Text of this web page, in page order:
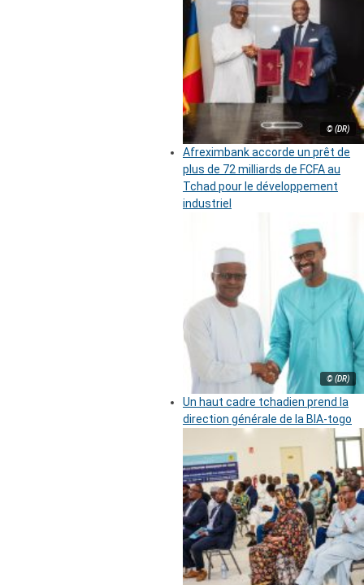
© (DR)
Afreximbank accorde un prêt de
plus de 72 milliards de FCFA au
Tchad pour le développement
industriel
© (DR)
Un haut cadre tchadien prend la
direction générale de la BIA-togo